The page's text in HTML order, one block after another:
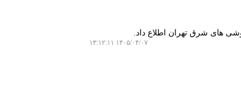
های شرق تهران اطلاع داد.
۱۴۰۵/۰۴/۰۷ ۱۳:۱۲:۱۱